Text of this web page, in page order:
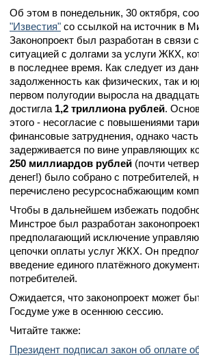
Об этом в понедельник, 30 октября,
"Известия" со ссылкой на источник в
Законопроект был разработан в связи
ситуацией с долгами за услуги ЖКХ,
в последнее время. Как следует из
задолженность как физических, так и
первом полугодии выросла на
достигла 1,2 триллиона рублей.
этого - несогласие с повышениями
финансовые затруднения, однако
задерживается по вине управляющих
250 миллиардов рублей (почти
денег!) было собрано с потребителей,
перечислено ресурсоснабжающим
Чтобы в дальнейшем избежать
Минстрое был разработан
предполагающий исключение
цепочки оплаты услуг ЖКХ. Он
введение единого платёжного
потребителей.
Ожидается, что законопроект может
Госдуме уже в осеннюю сессию.
Читайте также:
Президент подписал закон об оплате